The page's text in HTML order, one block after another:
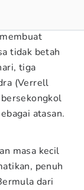
tidak betah
tiga
(Verrell
atasan.
masa kecil
penuh
dari